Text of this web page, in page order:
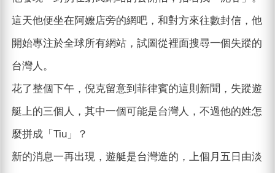
這天他便坐在阿嬤店旁的網吧，和對方來往數封信，他
開始專注於全球所有網站，試圖從裡面搜尋一個失蹤的
台灣人。
花了整個下午，倪克留意到菲律賓的這則新聞，失蹤遊
艇上的三個人，其中一個可能是台灣人，不過他的姓怎
麼拼成「Tiu」？
新的消息一再出現，遊艇是台灣造的，上個月五日由淡